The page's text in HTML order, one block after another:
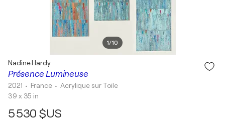
1/10
Présence Lumineuse
Nadine Hardy
2021 • France •Acrylique sur Toile
39 x 35 in
5 530 $US